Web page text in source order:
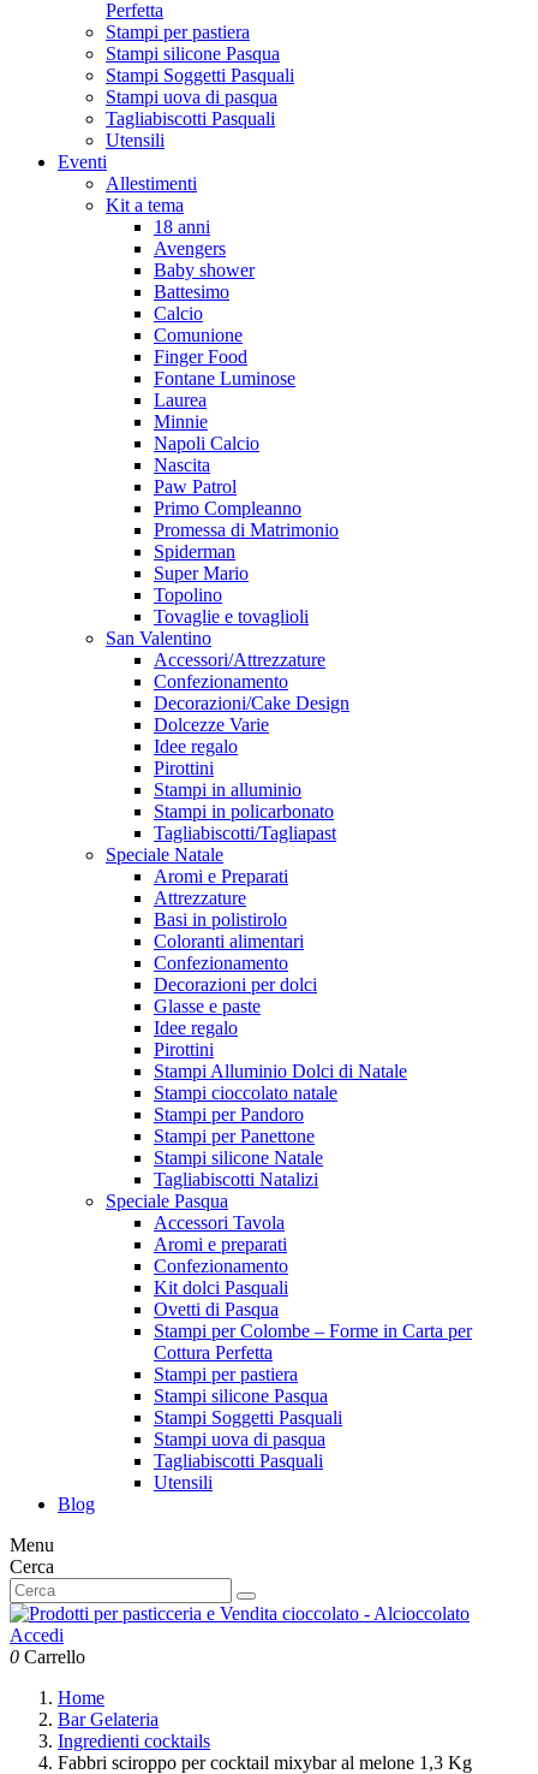
Perfetta
Stampi per pastiera
Stampi silicone Pasqua
Stampi Soggetti Pasquali
Stampi uova di pasqua
Tagliabiscotti Pasquali
Utensili
Eventi
Allestimenti
Kit a tema
18 anni
Avengers
Baby shower
Battesimo
Calcio
Comunione
Finger Food
Fontane Luminose
Laurea
Minnie
Napoli Calcio
Nascita
Paw Patrol
Primo Compleanno
Promessa di Matrimonio
Spiderman
Super Mario
Topolino
Tovaglie e tovaglioli
San Valentino
Accessori/Attrezzature
Confezionamento
Decorazioni/Cake Design
Dolcezze Varie
Idee regalo
Pirottini
Stampi in alluminio
Stampi in policarbonato
Tagliabiscotti/Tagliapast
Speciale Natale
Aromi e Preparati
Attrezzature
Basi in polistirolo
Coloranti alimentari
Confezionamento
Decorazioni per dolci
Glasse e paste
Idee regalo
Pirottini
Stampi Alluminio Dolci di Natale
Stampi cioccolato natale
Stampi per Pandoro
Stampi per Panettone
Stampi silicone Natale
Tagliabiscotti Natalizi
Speciale Pasqua
Accessori Tavola
Aromi e preparati
Confezionamento
Kit dolci Pasquali
Ovetti di Pasqua
Stampi per Colombe – Forme in Carta per
Cottura Perfetta
Stampi per pastiera
Stampi silicone Pasqua
Stampi Soggetti Pasquali
Stampi uova di pasqua
Tagliabiscotti Pasquali
Utensili
Blog
Menu
Cerca
Accedi
0 Carrello
Home
Bar Gelateria
Ingredienti cocktails
Fabbri sciroppo per cocktail mixybar al melone 1,3 Kg